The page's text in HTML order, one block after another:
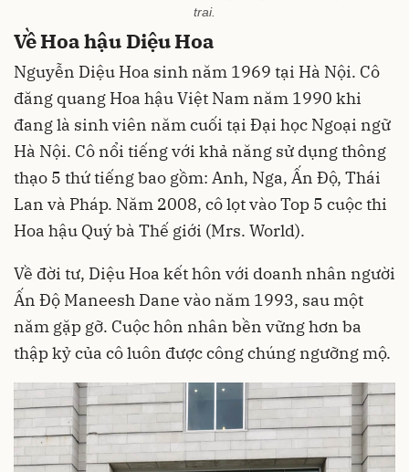
trai.
Về Hoa hậu Diệu Hoa
Nguyễn Diệu Hoa sinh năm 1969 tại Hà Nội. Cô
đăng quang Hoa hậu Việt Nam năm 1990 khi
đang là sinh viên năm cuối tại Đại học Ngoại ngữ
Hà Nội. Cô nổi tiếng với khả năng sử dụng thông
thạo 5 thứ tiếng bao gồm: Anh, Nga, Ấn Độ, Thái
Lan và Pháp. Năm 2008, cô lọt vào Top 5 cuộc thi
Hoa hậu Quý bà Thế giới (Mrs. World).
Về đời tư, Diệu Hoa kết hôn với doanh nhân người
Ấn Độ Maneesh Dane vào năm 1993, sau một
năm gặp gỡ. Cuộc hôn nhân bền vững hơn ba
thập kỷ của cô luôn được công chúng ngưỡng mộ.